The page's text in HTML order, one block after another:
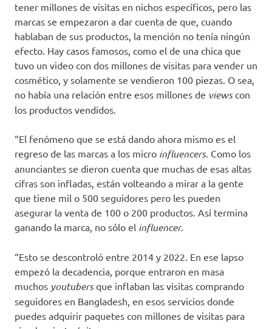
tener millones de visitas en nichos específicos, pero las
marcas se empezaron a dar cuenta de que, cuando
hablaban de sus productos, la mención no tenía ningún
efecto. Hay casos famosos, como el de una chica que
tuvo un video con dos millones de visitas para vender un
cosmético, y solamente se vendieron 100 piezas. O sea,
no había una relación entre esos millones de viewscon
los productos vendidos.
“El fenómeno que se está dando ahora mismo es el
regreso de las marcas a los micro influencers. Como los
anunciantes se dieron cuenta que muchas de esas altas
cifras son infladas, están volteando a mirar a la gente
que tiene mil o 500 seguidores pero les pueden
asegurar la venta de 100 o 200 productos. Así termina
ganando la marca, no sólo el influencer.
“Esto se descontroló entre 2014 y 2022. En ese lapso
empezó la decadencia, porque entraron en masa
muchos youtubersque inflaban las visitas comprando
seguidores en Bangladesh, en esos servicios donde
puedes adquirir paquetes con millones de visitas para